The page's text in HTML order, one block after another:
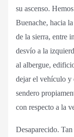
su ascenso.
Buenache, hacia
de la sierra, entre
desvío a la
al albergue,
dejar el vehículo y
sendero
con respecto a la
Desaparecido.